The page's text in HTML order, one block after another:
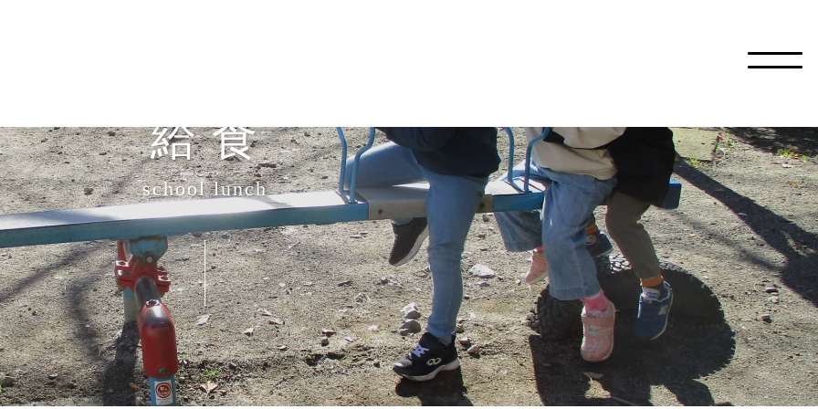
給 食
school lunch